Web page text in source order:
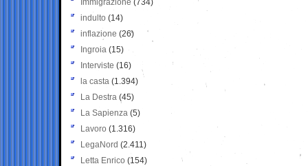
Immigrazione (734)
indulto (14)
inflazione (26)
Ingroia (15)
Interviste (16)
la casta (1.394)
La Destra (45)
La Sapienza (5)
Lavoro (1.316)
LegaNord (2.411)
Letta Enrico (154)